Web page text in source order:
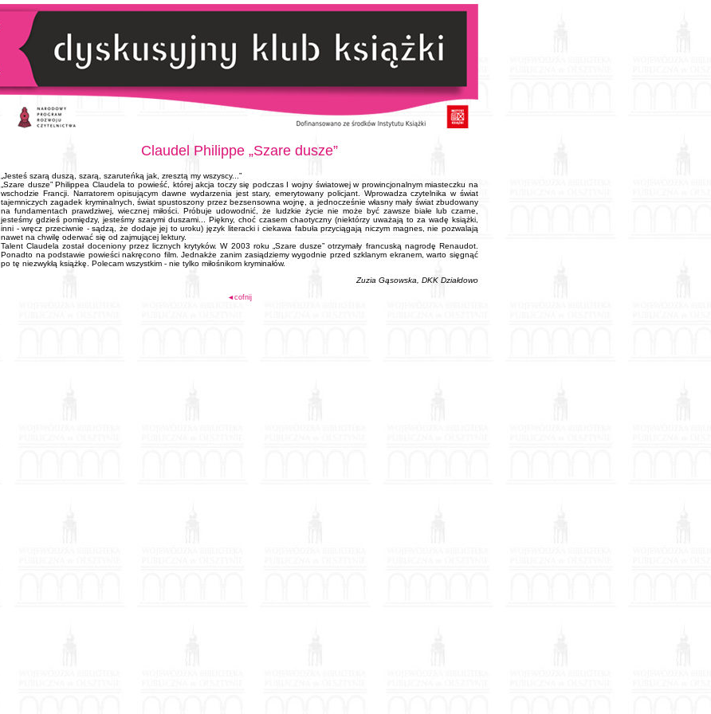
Claudel Philippe „Szare dusze”
„Jesteś szarą duszą, szarą, szaruteńką jak, zresztą my wszyscy...”
„Szare dusze” Philippea Claudela to powieść, której akcja toczy się podczas I wojny światowej w prowincjonalnym miasteczku na
wschodzie Francji. Narratorem opisującym dawne wydarzenia jest stary, emerytowany policjant. Wprowadza czytelnika w świat
tajemniczych zagadek kryminalnych, świat spustoszony przez bezsensowna wojnę, a jednocześnie własny mały świat zbudowany
na fundamentach prawdziwej, wiecznej miłości. Próbuje udowodnić, że ludzkie życie nie może być zawsze białe lub czarne,
jesteśmy gdzieś pomiędzy, jesteśmy szarymi duszami... Piękny, choć czasem chaotyczny (niektórzy uważają to za wadę książki,
inni - wręcz przeciwnie - sądzą, że dodaje jej to uroku) język literacki i ciekawa fabuła przyciągają niczym magnes, nie pozwalają
nawet na chwilę oderwać się od zajmującej lektury.
Talent Claudela został doceniony przez licznych krytyków. W 2003 roku „Szare dusze” otrzymały francuską nagrodę Renaudot.
Ponadto na podstawie powieści nakręcono film. Jednakże zanim zasiądziemy wygodnie przed szklanym ekranem, warto sięgnąć
po tę niezwykłą książkę. Polecam wszystkim - nie tylko miłośnikom kryminałów.
Zuzia Gąsowska, DKK Działdowo
◄cofnij